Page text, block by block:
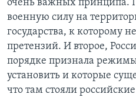
очень важных принципа.
военную силу на
государства, к которому
претензий. И второе,
порядке признала
установить и которые
что там стояли